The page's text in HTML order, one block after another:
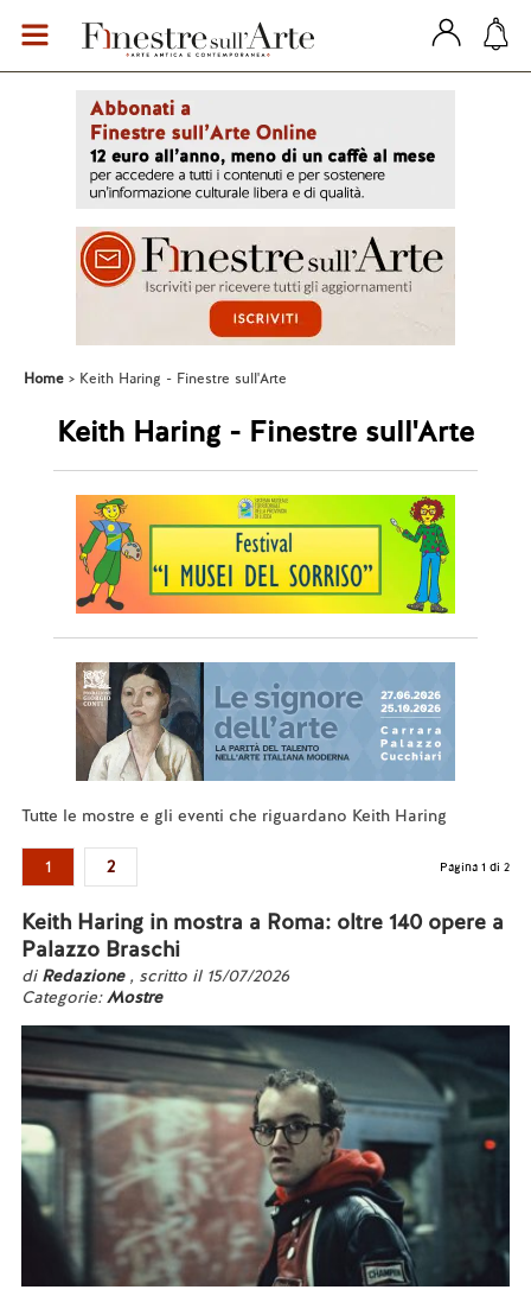
Home Keith Haring - Finestre sull'Arte
Keith Haring - Finestre sull'Arte
Tutte le mostre e gli eventi che riguardano Keith Haring
1 2 Pagina 1 di 2
Keith Haring in mostra a Roma: oltre 140 opere a
Palazzo Braschi
di Redazione , scritto il 15/07/2026
Categorie:Mostre